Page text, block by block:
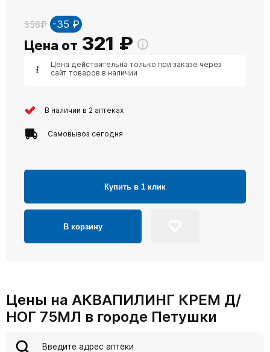
356₽ -35 ₽
Цена от 321 ₽
Цена действительна только при заказе через
сайт товаров в наличии
В наличии в 2 аптеках
Самовывоз сегодня
Купить в 1 клик
В корзину
Цены на АКВАПИЛИНГ КРЕМ Д/
НОГ 75МЛ в городе Петушки